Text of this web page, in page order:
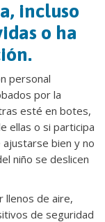
incluso
o ha
personal
por la
esté en botes,
ellas o si participa
bien y no
niño se deslicen
llenos de aire,
de seguridad